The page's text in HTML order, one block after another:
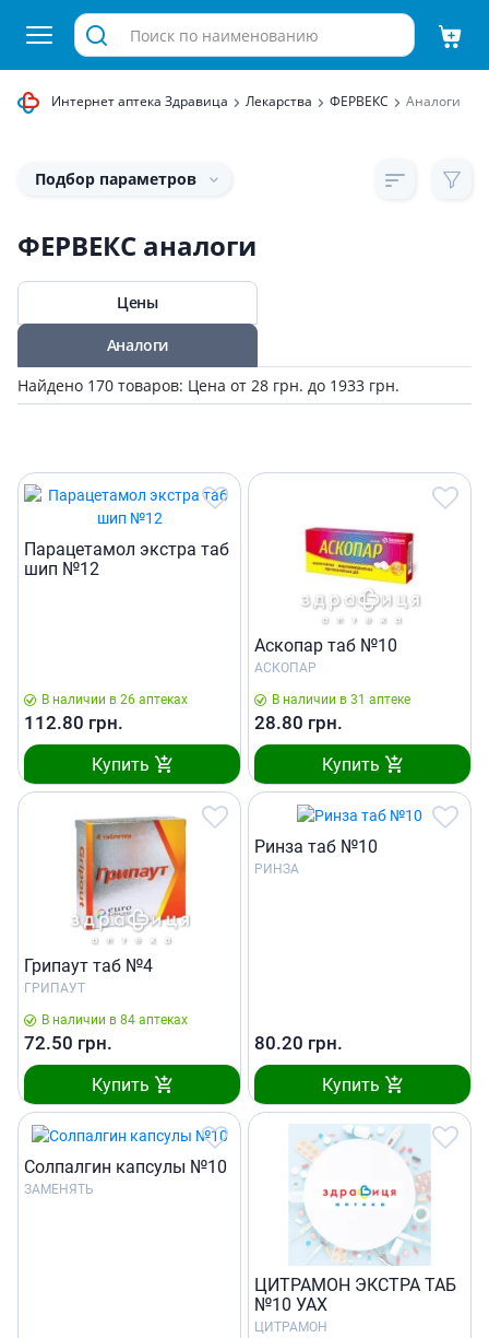
Интернет аптека Здравица Лекарства ФЕРВЕКС Аналоги
Подбор параметров
ФЕРВЕКС аналоги
Цены
Аналоги
Найдено 170 товаров: Цена от 28 грн. до 1933 грн.
Парацетамол экстра таб
шип №12
В наличии в 26 аптеках
112.80 грн.
Купить
Аскопар таб №10
АСКОПАР
В наличии в 31 аптеке
28.80 грн.
Купить
Грипаут таб №4
ГРИПАУТ
В наличии в 84 аптеках
72.50 грн.
Купить
Ринза таб №10
РИНЗА
80.20 грн.
Купить
Солпалгин капсулы №10
ЗАМЕНЯТЬ
ЦИТРАМОН ЭКСТРА ТАБ
№10 УАХ
ЦИТРАМОН